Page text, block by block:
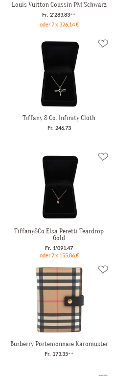
Louis Vuitton Coussin PM Schwarz
oder 7 x 326,14 €
Fr. 2'283.83**
Tiffany & Co. Infinity Cloth
Fr. 246.73
Tiffany&Co Elsa Peretti Teardrop
Gold
oder 7 x 155,86 €
Fr. 1'091.47
Burberry Portemonnaie Karomuster
Fr. 173.35**